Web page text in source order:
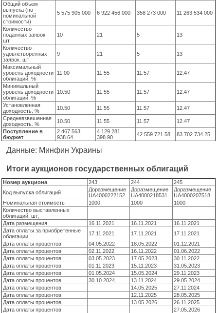
Общий объем
выпуска (по
номинальной
стоимости)
5 575 905 000 6 922 456 000 358 273 000 11 263 534 000
Количество
поданных заявок.
шт
10 21 5 13
Количество
удовлетворенных
заявок. шт
9 21 5 13
Максимальный
уровень доходности
облигаций. %
11.00 11.55 11.57 12.47
Минимальный
уровень доходности
облигаций. %
10.50 11.55 11.57 12.47
Установленная
доходность. %
10.50 11.55 11.57
12.47
Средневзвешенная
доходность. %
10.50 11.55 11.57
12.47
Поступление в
бюджет
2 467 563
938.64
4 129 281
398.90
42 559 721.58 83 702 734.25
Данные: Минфин Украины
Итоги аукционов государственных облигаций
Номер аукциона 243 244
245
Код выпуска облигаций
Доразмещение
UA4000222152
Доразмещение
UA4000218531
Доразмещение
UA4000207518
Номинальная стоимость
1000 1000
1000
Количество выставленных
облигаций, шт,
Дата размещения
16.11.2021 16.11.2021
16.11.2021
Дата оплаты за приобретенные
облигации
17.11.2021 17.11.2021
17.11.2021
Дата оплаты процентов
04.05.2022 18.05.2022
01.12.2021
Дата оплаты процентов
02.11.2022 16.11.2022
01.06.2022
Дата оплаты процентов
03.05.2023 17.05.2023
30.11.2022
Дата оплаты процентов
01.11.2023 15.11.2023
31.05.2023
Дата оплаты процентов
01.05.2024 15.05.2024
29.11.2023
Дата оплаты процентов
30.10.2024 13.11.2024
29.05.2024
Дата оплаты процентов
14.05.2025
27.11.2024
Дата оплаты процентов
12.11.2025
28.05.2025
Дата оплаты процентов
13.05.2026
26.11.2025
Дата оплаты процентов
27.05.2026